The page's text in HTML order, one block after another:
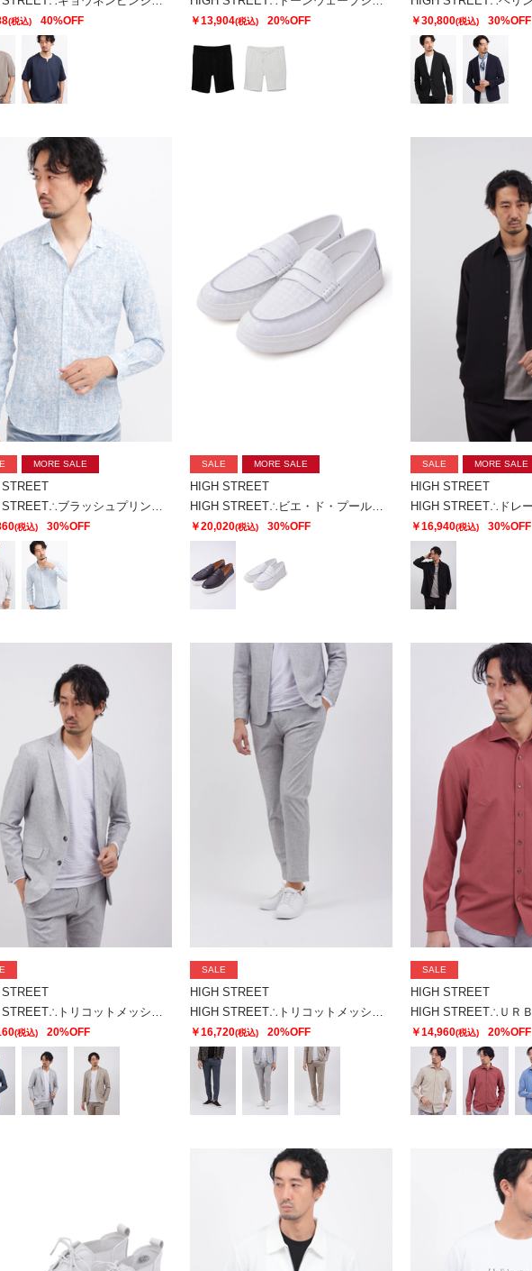
(税込) 40%OFF ￥13,904(税込) 20%OFF ￥30,800(税込) 30%OFF
MORE SALE
STREET
(税込) 30%OFF
SALE MORE SALE
HIGH STREET
￥20,020(税込) 30%OFF
SALE MORE SALE
HIGH STREET
￥16,940(税込) 30%OFF
STREET
(税込) 20%OFF
SALE
HIGH STREET
￥16,720(税込) 20%OFF
SALE
HIGH STREET
￥14,960(税込) 20%OFF